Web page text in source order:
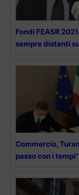
Fondi FEASR
sempre distanti
Commercio,
passo con i tempi”